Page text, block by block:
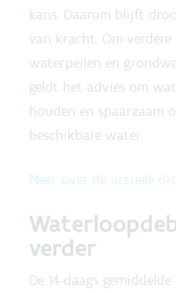
kans. Daarom blijft
van kracht. Om
waterpeilen en
geldt het advies om
houden en spaarzaam
beschikbare water.
Meer over de actuele
verder
De 14-daags